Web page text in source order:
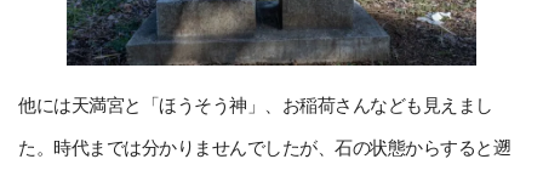
他には天満宮と「ほうそう神」、お稲荷さんなども見えまし
た。時代までは分かりませんでしたが、石の状態からすると遡